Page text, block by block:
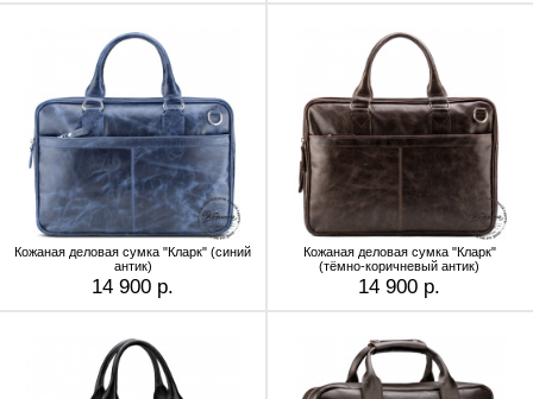
Кожаная деловая сумка "Кларк" (синий
антик)
14 900 р.
Кожаная деловая сумка "Кларк"
(тёмно-коричневый антик)
14 900 р.